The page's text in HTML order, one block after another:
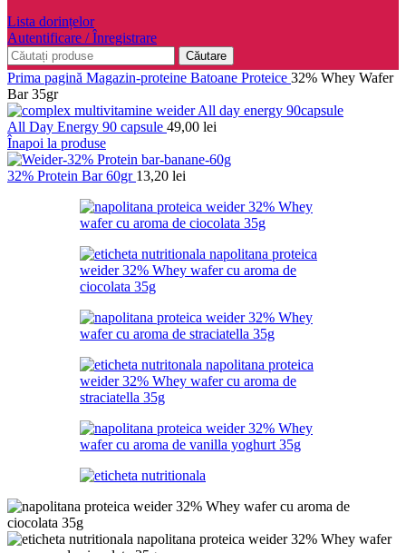
Lista dorințelor
Autentificare / Înregistrare
Căutare
Prima pagină Magazin-proteine Batoane Proteice 32% Whey Wafer
Bar 35gr
All Day Energy 90 capsule 49,00 lei
Înapoi la produse
32% Protein Bar 60gr 13,20 lei